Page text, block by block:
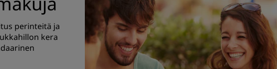
perinteitä ja
kera